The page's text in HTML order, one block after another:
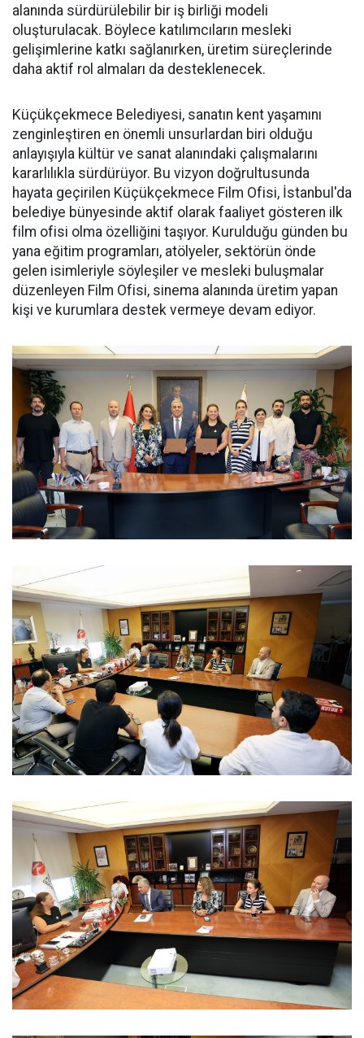
alanında sürdürülebilir bir iş birliği modeli
oluşturulacak. Böylece katılımcıların mesleki
gelişimlerine katkı sağlanırken, üretim süreçlerinde
daha aktif rol almaları da desteklenecek.
Küçükçekmece Belediyesi, sanatın kent yaşamını
zenginleştiren en önemli unsurlardan biri olduğu
anlayışıyla kültür ve sanat alanındaki çalışmalarını
kararlılıkla sürdürüyor. Bu vizyon doğrultusunda
hayata geçirilen Küçükçekmece Film Ofisi, İstanbul'da
belediye bünyesinde aktif olarak faaliyet gösteren ilk
film ofisi olma özelliğini taşıyor. Kurulduğu günden bu
yana eğitim programları, atölyeler, sektörün önde
gelen isimleriyle söyleşiler ve mesleki buluşmalar
düzenleyen Film Ofisi, sinema alanında üretim yapan
kişi ve kurumlara destek vermeye devam ediyor.